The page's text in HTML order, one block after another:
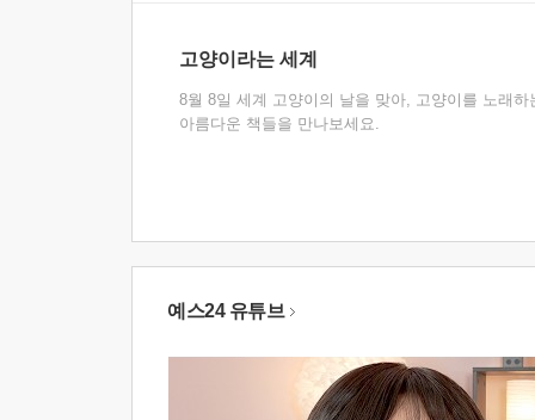
고양이라는 세계
8월 8일 세계 고양이의 날을 맞아, 고양이를 노래하
아름다운 책들을 만나보세요.
예스24 유튜브